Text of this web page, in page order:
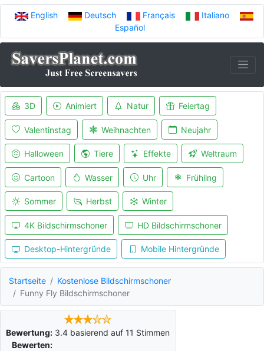
English Deutsch Français
Italiano
Español
3D Animiert Natur Feiertag
Valentinstag Weihnachten Neujahr
Halloween Tiere Effekte Weltraum
Cartoon Wasser Uhr Frühling
Sommer Herbst Winter
4K Bildschirmschoner HD Bildschirmschoner
Desktop-Hintergründe Mobile Hintergründe
Startseite
Kostenlose Bildschirmschoner
Funny Fly Bildschirmschoner
Bewertung: 3.4 basierend auf11 Stimmen
Bewerten: